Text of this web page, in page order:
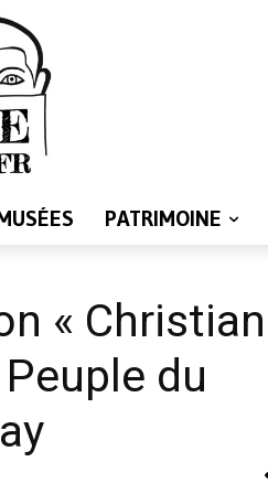
PATRIMOINE
« Christian
du